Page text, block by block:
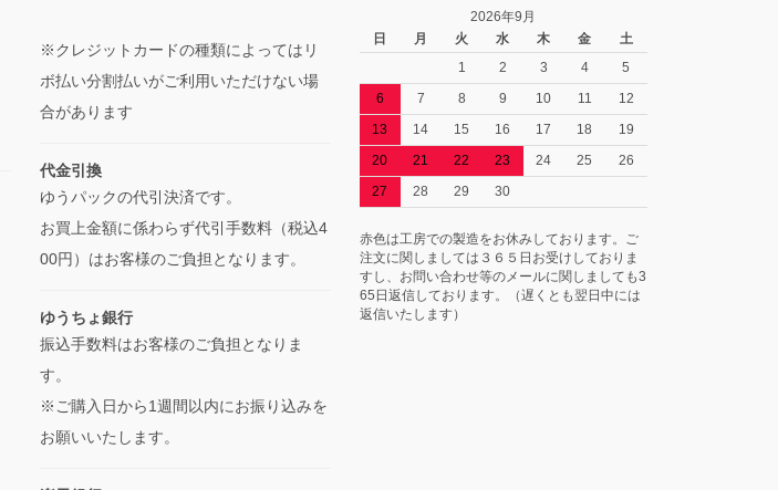
※クレジットカードの種類によってはリ
ボ払い分割払いがご利用いただけない場
合があります
代金引換
ゆうパックの代引決済です。
お買上金額に係わらず代引手数料（税込4
00円）はお客様のご負担となります。
ゆうちょ銀行
振込手数料はお客様のご負担となりま
す。
※ご購入日から1週間以内にお振り込みを
お願いいたします。
2026年9月
日
月 火 水 木 金
土
1
2 3 4
5
6
7 8 9 10 11
12
13
14 15 16 17 18
19
20
21 22 23 24 25
26
27
28 29 30
赤色は工房での製造をお休みしております。ご
注文に関しましては３６５日お受けしておりま
すし、お問い合わせ等のメールに関しましても3
65日返信しております。（遅くとも翌日中には
返信いたします）